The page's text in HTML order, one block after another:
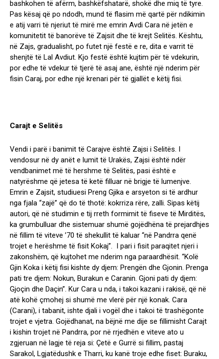
bashkohen të afërm, bashkëfshatarë, shokë dhe miq të tyre.
Pas kësaj që po ndodh, mund të flasim më qartë për ndikimin
e atij varri të njeriut të mirë me emrin Avdi Cara në jetën e
komunitetit të banorëve të Zajsit dhe të krejt Selitës. Kështu,
në Zajs, gradualisht, po futet një festë e re, dita e varrit të
shenjtë të Lal Avdiut. Kjo festë është kujtim për të vdekurin,
por edhe të vdekur të tjerë të asaj ane, është një nderim për
fisin Caraj, por edhe një krenari për të gjallët e këtij fisi.
Carajt e Selitës
Vendi i parë i banimit të Carajve është Zajsi i Selitës. I
vendosur në dy anët e lumit të Urakës, Zajsi është ndër
vendbanimet më të hershme të Selitës, pasi është e
natyrëshme që jetesa të ketë filluar në brigje të lumenjve.
Emrin e Zajsit, studiuesi Preng Gjika e arsyeton si të ardhur
nga fjala “zajë” që do të thotë: kokrriza rëre, zalli. Sipas këtij
autori, që në studimin e tij rreth formimit të fiseve të Mirditës,
ka grumbulluar dhe sistemuar shumë gojëdhëna të prejardhjes
në fillim të viteve ’70 të shekullit të kaluar “në Pandrra qenë
trojet e herëshme të fisit Kokaj”. I pari i fisit paraqitet njeri i
zakonshëm, që kujtohet me nderim nga paraardhësit. “Kolë
Gjin Koka i këtij fisi kishte dy djem: Prengën dhe Gjonin. Prenga
pati tre djem: Nokun, Burakun e Caranin. Gjoni pati dy djem:
Gjoçin dhe Daçin”. Kur Cara u nda, i takoi kazani i rakisë, që në
atë kohë çmohej si shumë me vlerë për një konak. Cara
(Carani), i tabanit, ishte djali i vogël dhe i takoi të trashëgonte
trojet e vjetra. Gojëdhanat, na bëjnë me dije se fillimisht Carajt
i kishin trojet në Pandrra, por në rrjedhën e viteve ato u
zgjeruan në lagje të reja si: Çetë e Gurrë si fillim, pastaj
Sarakol, Lgjatëdushk e Tharri, ku kanë troje edhe fiset: Buraku,